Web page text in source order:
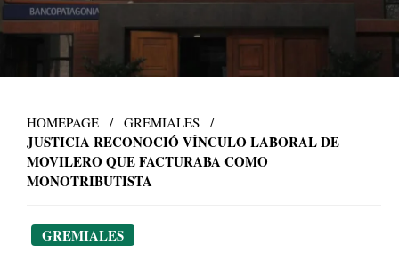
HOMEPAGE GREMIALES
JUSTICIA RECONOCIÓ VÍNCULO LABORAL DE
MOVILERO QUE FACTURABA COMO
MONOTRIBUTISTA
GREMIALES